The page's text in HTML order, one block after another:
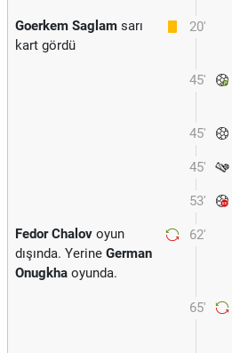
20'
Goerkem Saglam sarı
kart gördü
45'
45'
45'
53'
62'
Fedor Chalov oyun
dışında. Yerine German
Onugkha oyunda.
65'